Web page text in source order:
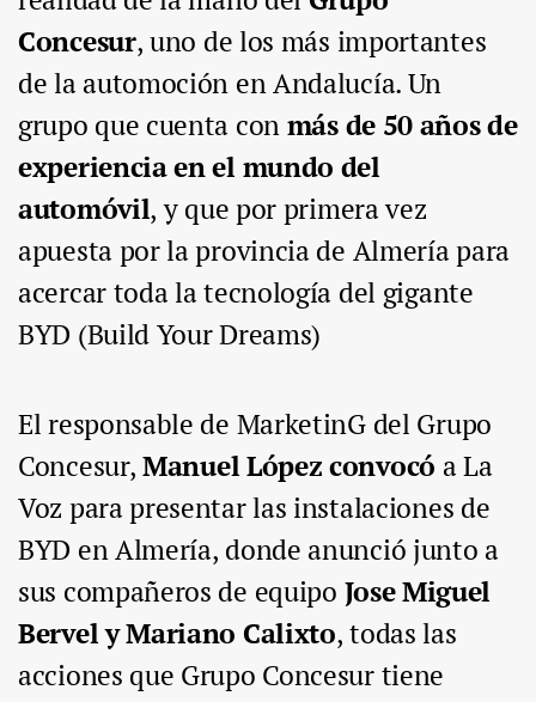
Concesur, uno de los más importantes
de la automoción en Andalucía. Un
grupo que cuenta conmás de 50 años de
experiencia en el mundo del
automóvil, y que por primera vez
apuesta por la provincia de Almería para
acercar toda la tecnología del gigante
BYD (Build Your Dreams)
El responsable de MarketinG del Grupo
Concesur,Manuel López convocó a La
Voz para presentar las instalaciones de
BYD en Almería, donde anunció junto a
sus compañeros de equipo Jose Miguel
Bervel y Mariano Calixto, todas las
acciones que Grupo Concesur tiene